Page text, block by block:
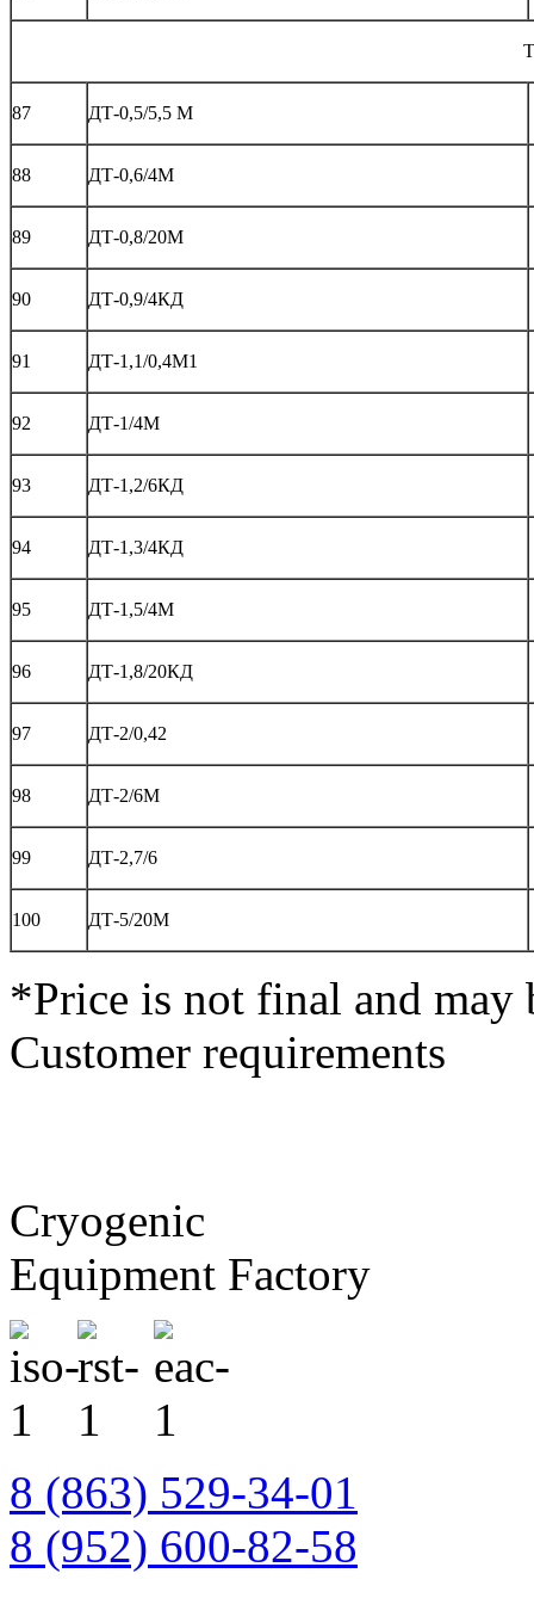
87 ДТ-0,5/5,5 М
88 ДТ-0,6/4М
89 ДТ-0,8/20М
90 ДТ-0,9/4КД
91 ДТ-1,1/0,4М1
92 ДТ-1/4М
93 ДТ-1,2/6КД
94 ДТ-1,3/4КД
95 ДТ-1,5/4М
96 ДТ-1,8/20КД
97 ДТ-2/0,42
98 ДТ-2/6М
99 ДТ-2,7/6
100 ДТ-5/20М
*Price is not final and may
Customer requirements
Cryogenic
Equipment Factory
8 (863) 529-34-01
8 (952) 600-82-58